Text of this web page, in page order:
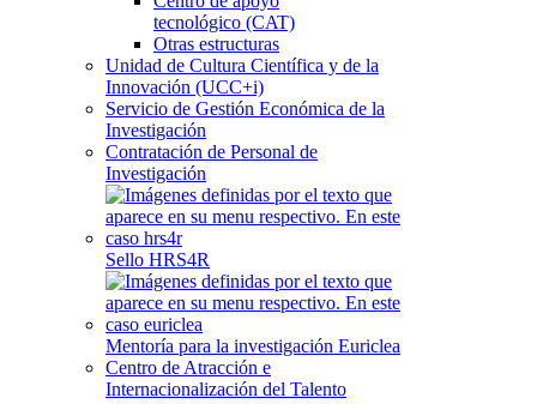
tecnológico (CAT)
Otras estructuras
Unidad de Cultura Científica y de la
Innovación (UCC+i)
Servicio de Gestión Económica de la
Investigación
Contratación de Personal de
Investigación
Sello HRS4R
Mentoría para la investigación Euriclea
Centro de Atracción e
Internacionalización del Talento